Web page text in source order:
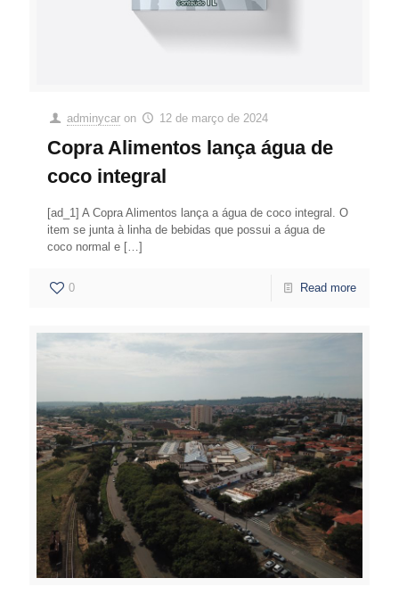
adminycar on 12 de março de 2024
Copra Alimentos lança água de
coco integral
[ad_1] A Copra Alimentos lança a água de coco integral. O
item se junta à linha de bebidas que possui a água de
coco normal e […]
0 Read more